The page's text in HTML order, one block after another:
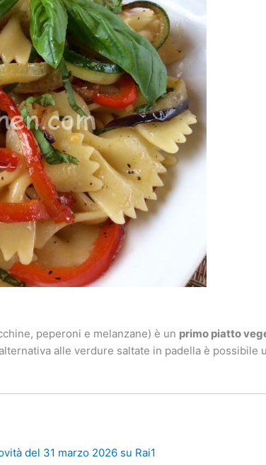
peperoni e melanzane) è un primo piatto
alle verdure saltate in padella è
del 31 marzo 2026 su Rai1